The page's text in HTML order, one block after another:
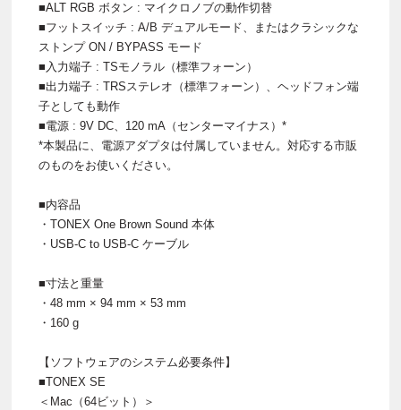
■ALT RGB ボタン : マイクロノブの動作切替
■フットスイッチ : A/B デュアルモード、またはクラシックな
ストンプ ON / BYPASS モード
■入力端子 : TSモノラル（標準フォーン）
■出力端子 : TRSステレオ（標準フォーン）、ヘッドフォン端
子としても動作
■電源 : 9V DC、120 mA（センターマイナス）*
*本製品に、電源アダプタは付属していません。対応する市販
のものをお使いください。
■内容品
・TONEX One Brown Sound 本体
・USB-C to USB-C ケーブル
■寸法と重量
・48 mm × 94 mm × 53 mm
・160 g
【ソフトウェアのシステム必要条件】
■TONEX SE
＜Mac（64ビット）＞